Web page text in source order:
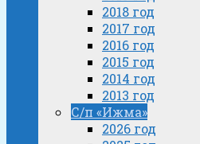
2018 год
2017 год
2016 год
2015 год
2014 год
2013 год
С/п «Ижма»
2026 год